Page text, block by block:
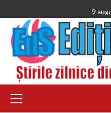
to
content
9
Menu